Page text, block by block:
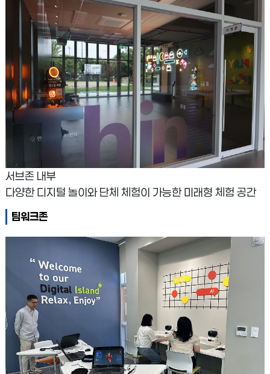
서브존 내부
다양한 디지털 놀이와 단체 체험이 가능한 미래형 체험 공간
팀워크존